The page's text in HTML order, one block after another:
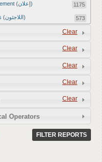
Announcement (إعلان) 1175
Refugees (اللاجئون) 573
1672
Revenge Killings (القتل بدافع الانتقام) 11
2
13
Clear
Clear
Clear
Clear
Clear
Operators
FILTER REPORTS